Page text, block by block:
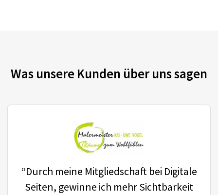
Was unsere Kunden über uns sagen
“Durch meine Mitgliedschaft bei Digitale
Seiten, gewinne ich mehr Sichtbarkeit